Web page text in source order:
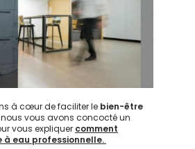
à cœur de faciliter le bien-être
nous vous avons concocté un
vous expliquer comment
eau professionnelle.